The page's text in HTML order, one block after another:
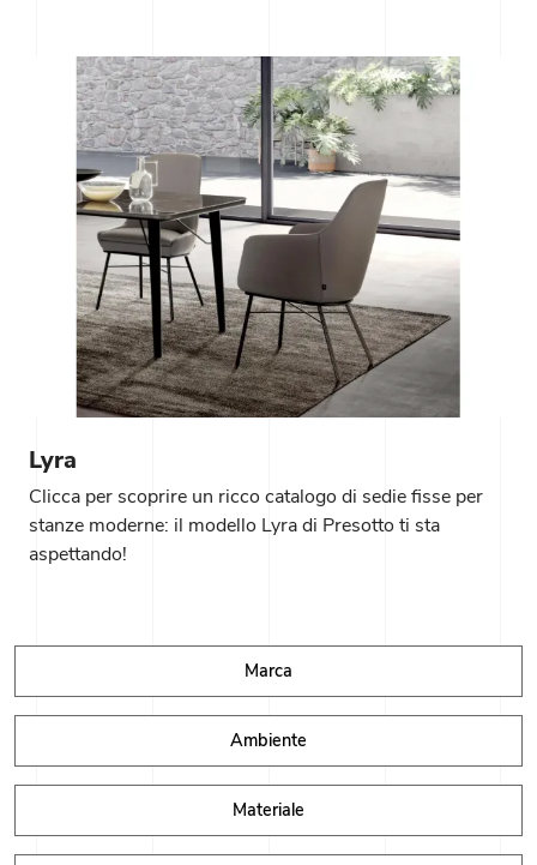
Lyra
Clicca per scoprire un ricco catalogo di sedie fisse per
stanze moderne: il modello Lyra di Presotto ti sta
aspettando!
Marca
Ambiente
Materiale